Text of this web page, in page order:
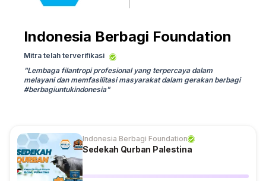
Indonesia Berbagi Foundation
Mitra telah terverifikasi
"Lembaga filantropi profesional yang terpercaya dalam
melayani dan memfasilitasi masyarakat dalam gerakan berbagi
#berbagiuntukindonesia"
Indonesia Berbagi Foundation
Sedekah Qurban Palestina